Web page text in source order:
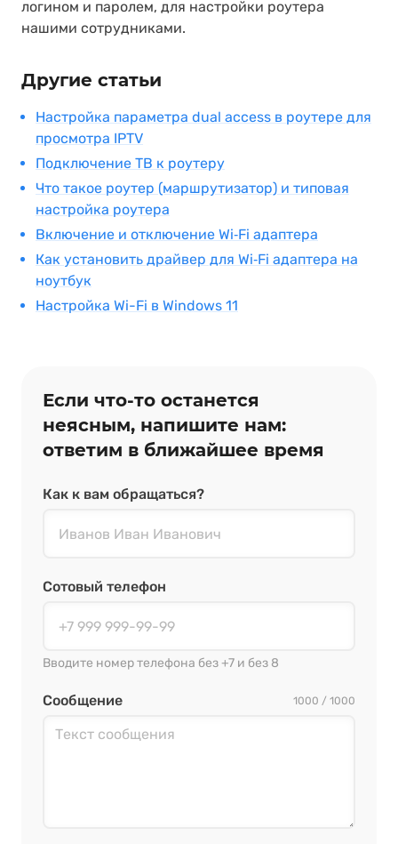
логином и паролем, для настройки роутера
нашими сотрудниками.
Другие статьи
Настройка параметра dual access в роутере для
просмотра IPTV
Подключение ТВ к роутеру
Что такое роутер (маршрутизатор) и типовая
настройка роутера
Включение и отключение Wi‑Fi адаптера
Как установить драйвер для Wi‑Fi адаптера на
ноутбук
Настройка Wi-Fi в Windows 11
Если что‑то останется
неясным, напишите нам:
ответим в ближайшее время
Как к вам обращаться?
Сотовый телефон
Вводите номер телефона без +7 и без 8
Сообщение 1000 / 1000